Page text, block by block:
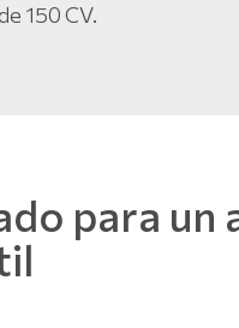
150 CV.
para